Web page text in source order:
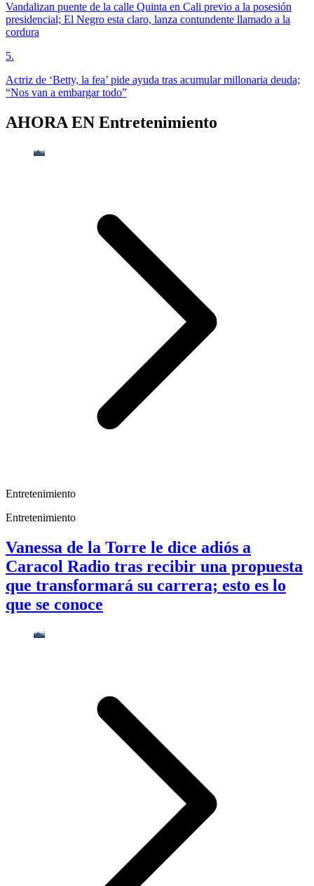
Vandalizan puente de la calle Quinta en Cali previo a la posesión
presidencial; El Negro esta claro, lanza contundente llamado a la
cordura
5.
Actriz de ‘Betty, la fea’ pide ayuda tras acumular millonaria deuda;
“Nos van a embargar todo”
AHORA EN Entretenimiento
Entretenimiento
Entretenimiento
Vanessa de la Torre le dice adiós a
Caracol Radio tras recibir una propuesta
que transformará su carrera; esto es lo
que se conoce